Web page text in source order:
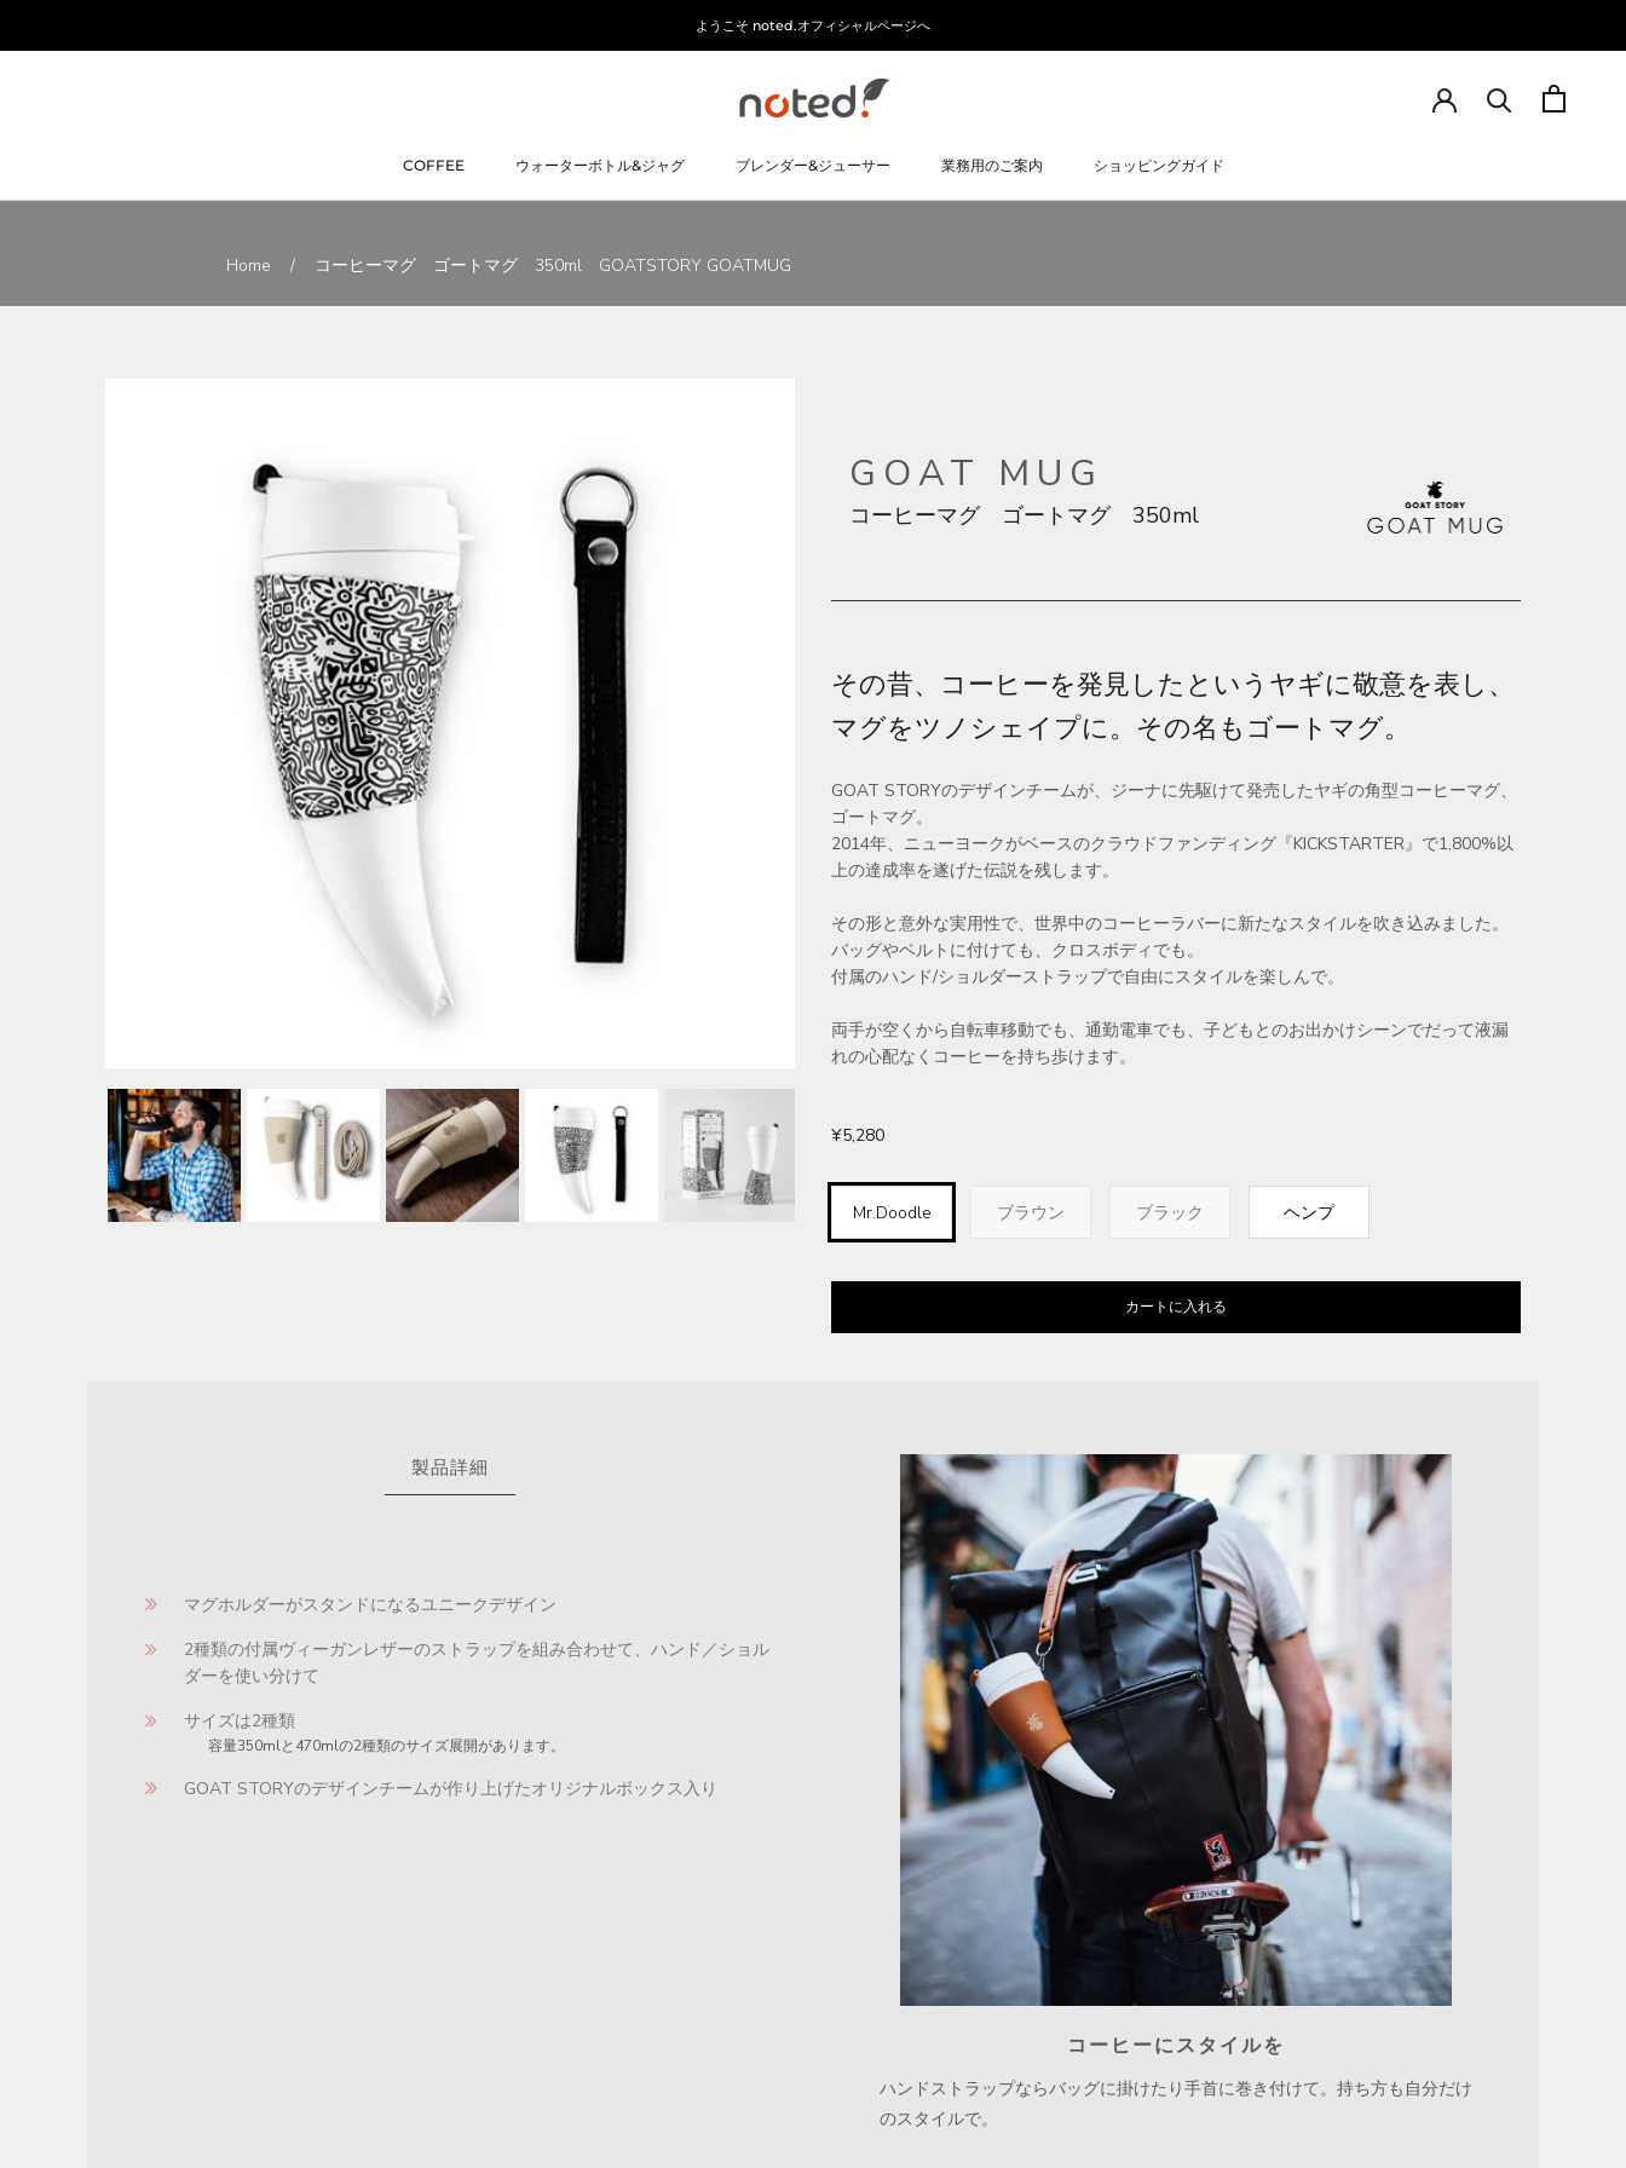
ン
ようこそ noted.オフィシャルページへ
COFFEE
ウォーターボトル&ジャグ
ブレンダー&ジューサー
業務用のご案内
ショッピングガイド
Home / コーヒーマグ ゴートマグ 350ml GOATSTORY GOATMUG
GOAT MUG
コーヒーマグ ゴートマグ 350ml
その昔、コーヒーを発見したというヤギに敬意を表し、
マグをツノシェイプに。 その名もゴートマグ。
GOAT STORYのデザインチームが、ジーナに先駆けて発売したヤギの角型コーヒーマグ、
ゴートマグ。
2014年、ニューヨークがベースのクラウドファンディング『KICKSTARTER』で1,800%以
上の達成率を遂げた伝説を残します。
その形と意外な実用性で、世界中のコーヒーラバーに新たなスタイルを吹き込みました。
バッグやベルトに付けても、クロスボディでも。
付属のハンド/ショルダーストラップで自由にスタイルを楽しんで。
両手が空くから自転車移動でも、通勤電車でも、子どもとのお出かけシーンでだって液漏
れの心配なくコーヒーを持ち歩けます。
¥5,280
Mr.Doodle ブラウン ブラック ヘンプ
カートに入れる
製品詳細
マグホルダーがスタンドになるユニークデザイン
2種類の付属ヴィーガンレザーのストラップを組み合わせて、ハンド／ショル
ダーを使い分けて
サイズは2種類
容量350mlと470mlの2種類のサイズ展開があります。
GOAT STORYのデザインチームが作り上げたオリジナルボックス入り
コーヒーにスタイルを
ハンドストラップならバッグに掛けたり手首に巻き付けて。持ち方も自分だけ
のスタイルで。